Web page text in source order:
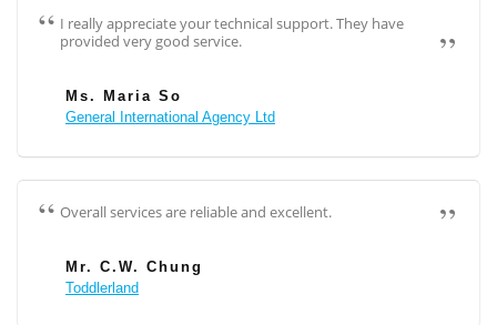
I really appreciate your technical support. They have
provided very good service.
Ms. Maria So
General International Agency Ltd
Overall services are reliable and excellent.
Mr. C.W. Chung
Toddlerland